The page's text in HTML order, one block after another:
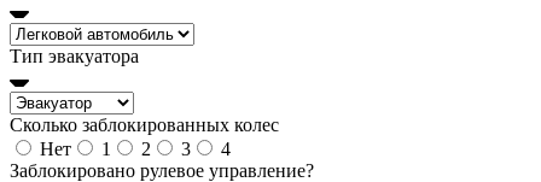
Тип эвакуатора
Сколько заблокированных колес
Нет
1 2 3
4
Заблокировано рулевое управление?